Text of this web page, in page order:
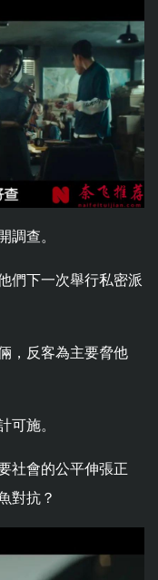
調查。
們下一次舉行私密派
，反客為主要脅他
可施。
社會的公平伸張正
對抗？